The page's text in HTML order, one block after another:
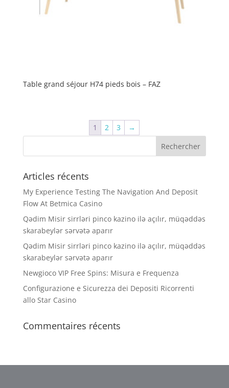
Table grand séjour H74 pieds bois – FAZ
1 2 3 →
Articles récents
My Experience Testing The Navigation And Deposit
Flow At Betmica Casino
Qədim Misir sirrləri pinco kazino ilə açılır, müqəddəs
skarabeylər sərvətə aparır
Qədim Misir sirrləri pinco kazino ilə açılır, müqəddəs
skarabeylər sərvətə aparır
Newgioco VIP Free Spins: Misura e Frequenza
Configurazione e Sicurezza dei Depositi Ricorrenti
allo Star Casino
Commentaires récents